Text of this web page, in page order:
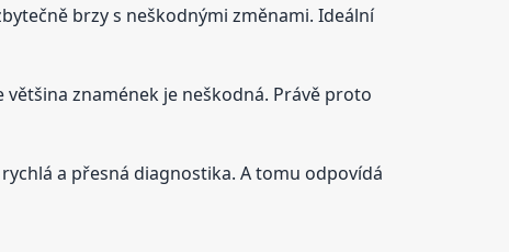
brzy s neškodnými změnami. Ideální
většina znamének je neškodná. Právě proto
a přesná diagnostika. A tomu odpovídá